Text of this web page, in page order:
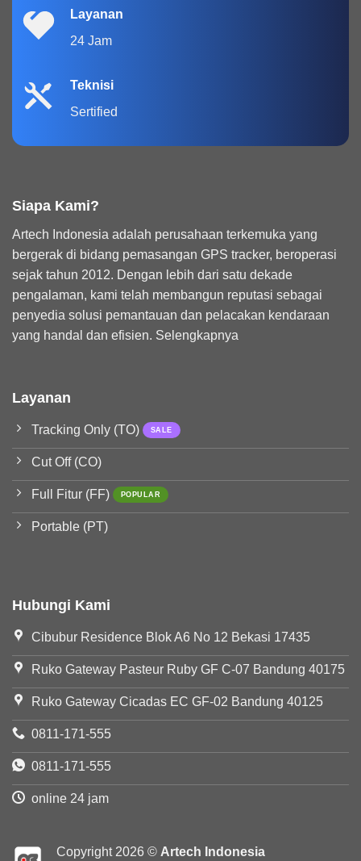
Layanan
24 Jam
Teknisi
Sertified
Siapa Kami?
Artech Indonesia adalah perusahaan terkemuka yang
bergerak di bidang pemasangan GPS tracker, beroperasi
sejak tahun 2012. Dengan lebih dari satu dekade
pengalaman, kami telah membangun reputasi sebagai
penyedia solusi pemantauan dan pelacakan kendaraan
yang handal dan efisien. Selengkapnya
Layanan
Tracking Only (TO)
Cut Off (CO)
Full Fitur (FF)
Portable (PT)
Hubungi Kami
Cibubur Residence Blok A6 No 12 Bekasi 17435
Ruko Gateway Pasteur Ruby GF C-07 Bandung 40175
Ruko Gateway Cicadas EC GF-02 Bandung 40125
0811-171-555
0811-171-555
online 24 jam
Copyright 2026 © Artech Indonesia